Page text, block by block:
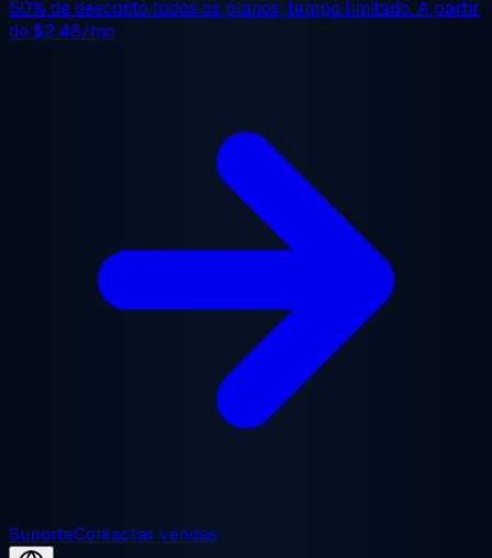
50% de desconto todos os planos, tempo limitado. A partir
de$2.48/mo
SuporteContactar vendas